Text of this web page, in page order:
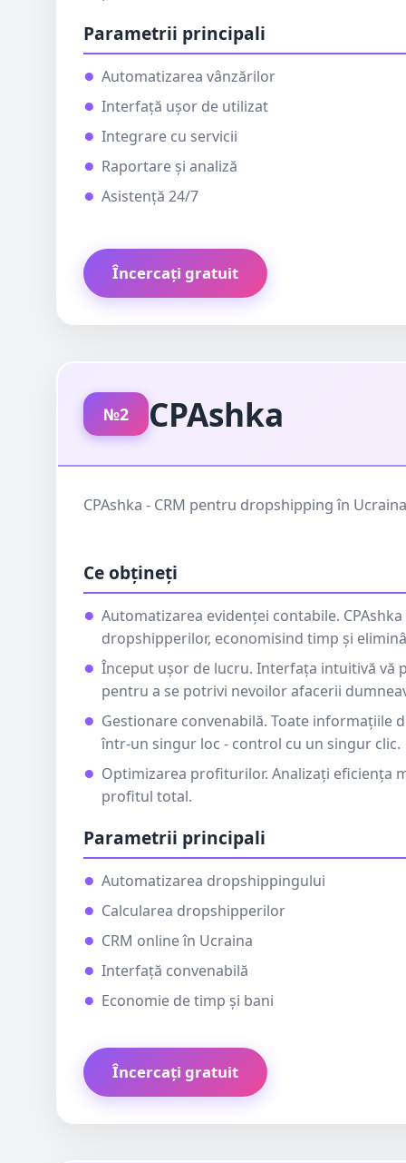
Parametrii principali
Automatizarea vânzărilor
Interfață ușor de utilizat
Integrare cu servicii
Raportare și analiză
Asistență 24/7
Încercați gratuit
№2 CPAshka
CPAshka - CRM pentru dropshipping în
Ce obțineți
Automatizarea evidenței contabile.
dropshipperilor, economisind timp și
Început ușor de lucru. Interfața intuitivă vă
pentru a se potrivi nevoilor afacerii
Gestionare convenabilă. Toate informațiile
într-un singur loc - control cu un singur clic.
Optimizarea profiturilor. Analizați eficiența
profitul total.
Parametrii principali
Automatizarea dropshippingului
Calcularea dropshipperilor
CRM online în Ucraina
Interfață convenabilă
Economie de timp și bani
Încercați gratuit